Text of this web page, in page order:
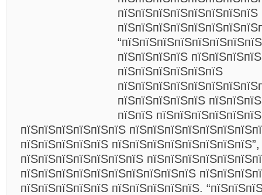
пїЅпїЅпїЅпїЅпїЅпїЅпїЅпїЅ
пїЅпїЅпїЅпїЅ
пїЅпїЅпїЅпїЅпїЅпїЅ
пїЅпїЅпїЅпїЅпїЅ
пїЅпїЅ
пїЅпїЅпїЅпїЅпїЅпїЅ
пїЅпїЅпїЅпїЅпїЅ пїЅпїЅпїЅпїЅпїЅпїЅпїЅпїЅ”,
пїЅпїЅпїЅпїЅпїЅпїЅпїЅ
пїЅпїЅпїЅпїЅпїЅпїЅпїЅпїЅпїЅпїЅ
пїЅпїЅпїЅпїЅпїЅ пїЅпїЅпїЅпїЅпїЅ.